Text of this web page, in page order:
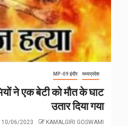
MP-09 इंदौर मध्यप्रदेश
ने एक बेटी को मौत के घाट
उतार दिया गया
10/06/2023 KAMALGIRI GOSWAMI